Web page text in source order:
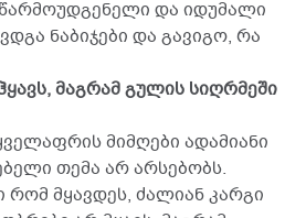
და იდუმალი
ნაბიჯები და გავიგო, რა
მაგრამ გულის სიღრმეში
მიმღები ადამიანი
თემა არ არსებობს.
რომ მყავდეს, ძალიან კარგი